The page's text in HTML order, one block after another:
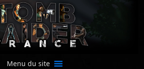
Menu du site